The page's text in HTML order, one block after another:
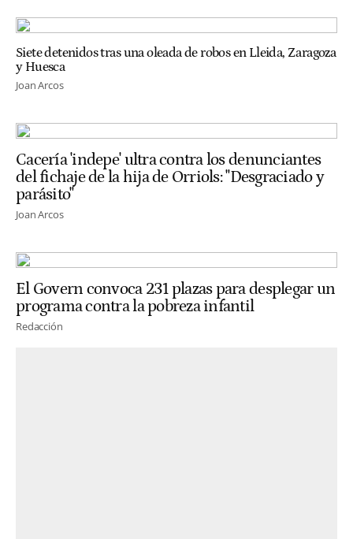
Siete detenidos tras una oleada de robos en Lleida, Zaragoza
y Huesca
Joan Arcos
Cacería 'indepe' ultra contra los denunciantes
del fichaje de la hija de Orriols: "Desgraciado y
parásito"
Joan Arcos
El Govern convoca 231 plazas para desplegar un
programa contra la pobreza infantil
Redacción